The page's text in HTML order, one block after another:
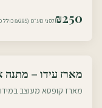
₪250 לפני מע״מ (₪295 כולל מע״מ)
עוטף צפון
מארז עידו – מתנה
אדמה ואירוח
מארז קופסא מעוצב במידות 26/35/10 ס״מ